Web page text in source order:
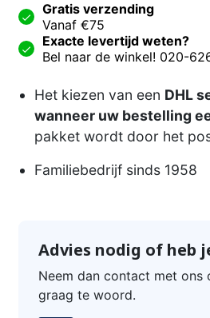
Gratis verzending
Vanaf €75
Exacte levertijd weten?
Bel naar de winkel! 020-
Het kiezen van een DHL
wanneer uw bestelling
pakket wordt door het
Familiebedrijf sinds 1958
Advies nodig of heb
Neem dan contact met ons
graag te woord.